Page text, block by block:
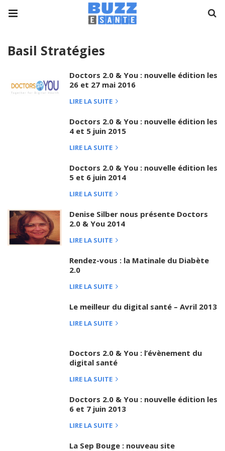
Basil Stratégies
Doctors 2.0 & You : nouvelle édition les
26 et 27 mai 2016
LIRE LA SUITE
Doctors 2.0 & You : nouvelle édition les
4 et 5 juin 2015
LIRE LA SUITE
Doctors 2.0 & You : nouvelle édition les
5 et 6 juin 2014
LIRE LA SUITE
Denise Silber nous présente Doctors
2.0 & You 2014
LIRE LA SUITE
Rendez-vous : la Matinale du Diabète
2.0
LIRE LA SUITE
Le meilleur du digital santé – Avril 2013
LIRE LA SUITE
Doctors 2.0 & You : l’évènement du
digital santé
LIRE LA SUITE
Doctors 2.0 & You : nouvelle édition les
6 et 7 juin 2013
LIRE LA SUITE
La Sep Bouge : nouveau site